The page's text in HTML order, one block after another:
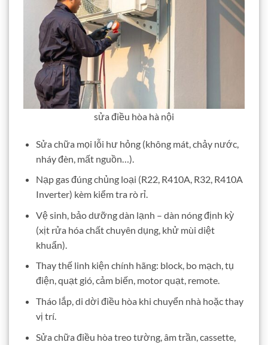
sửa điều hòa hà nội
Sửa chữa mọi lỗi hư hỏng (không mát, chảy nước,
nháy đèn, mất nguồn…).
Nạp gas đúng chủng loại (R22, R410A, R32, R410A
Inverter) kèm kiểm tra rò rỉ.
Vệ sinh, bảo dưỡng dàn lạnh – dàn nóng định kỳ
(xịt rửa hóa chất chuyên dụng, khử mùi diệt
khuẩn).
Thay thế linh kiện chính hãng: block, bo mạch, tụ
điện, quạt gió, cảm biến, motor quạt, remote.
Tháo lắp, di dời điều hòa khi chuyển nhà hoặc thay
vị trí.
Sửa chữa điều hòa treo tường, âm trần, cassette,